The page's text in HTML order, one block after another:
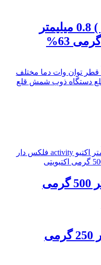
سیم لحیم ( سیم قلع ) 0.8 میلیمتر
سیم لحیم 0.8 میلیمتر 250 گرمی